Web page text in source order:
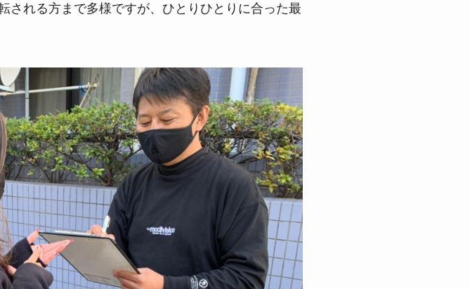
される方まで多様ですが、ひとりひとりに合った最